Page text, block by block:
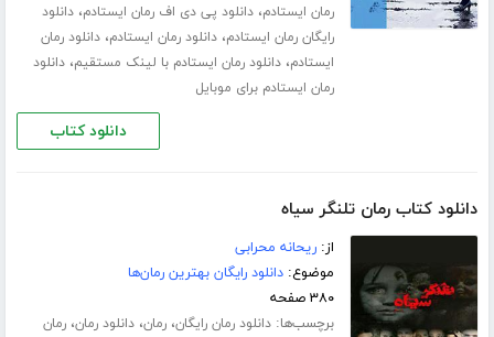
رمان ایستادم،دانلود پی دی اف رمان ایستادم،دانلود
رایگان رمان ایستادم،دانلود رمان ایستادم،دانلود رمان
ایستادم،دانلود رمان ایستادم با لینک مستقیم،دانلود
رمان ایستادم برای موبایل
دانلود کتاب
دانلود کتاب رمان تلنگر سیاه
از:ریحانه محرابی
موضوع:دانلود رایگان بهترین رمان‌ها
۳۸۰ صفحه
برچسب‌ها:دانلود رمان رایگان،رمان،دانلود رمان،رمان